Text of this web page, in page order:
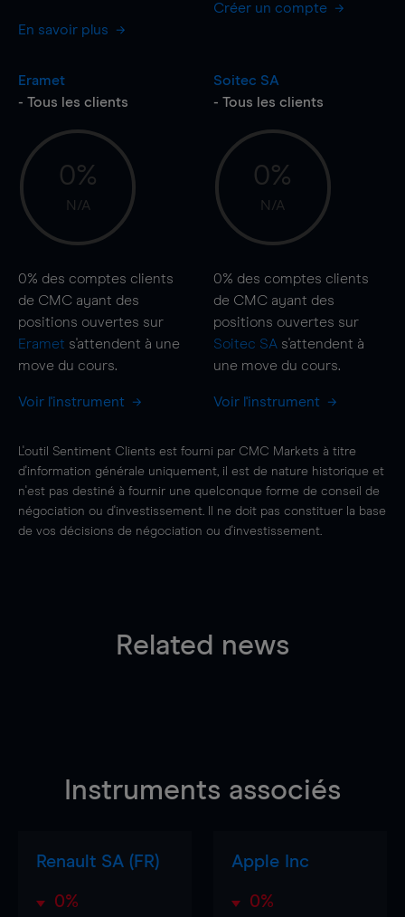
En savoir plus
Créer un compte
Eramet
- Tous les clients
0%
N/A
0% des comptes clients
de CMC ayant des
positions ouvertes sur
Eramet s'attendent à une
move du cours.
Voir l'instrument
Soitec SA
- Tous les clients
0%
N/A
0% des comptes clients
de CMC ayant des
positions ouvertes sur
Soitec SA s'attendent à
une move du cours.
Voir l'instrument
L'outil Sentiment Clients est fourni par CMC Markets à titre
d'information générale uniquement, il est de nature historique et
n'est pas destiné à fournir une quelconque forme de conseil de
négociation ou d'investissement. Il ne doit pas constituer la base
de vos décisions de négociation ou d'investissement.
Related news
Instruments associés
Renault SA (FR)
0%
Apple Inc
0%